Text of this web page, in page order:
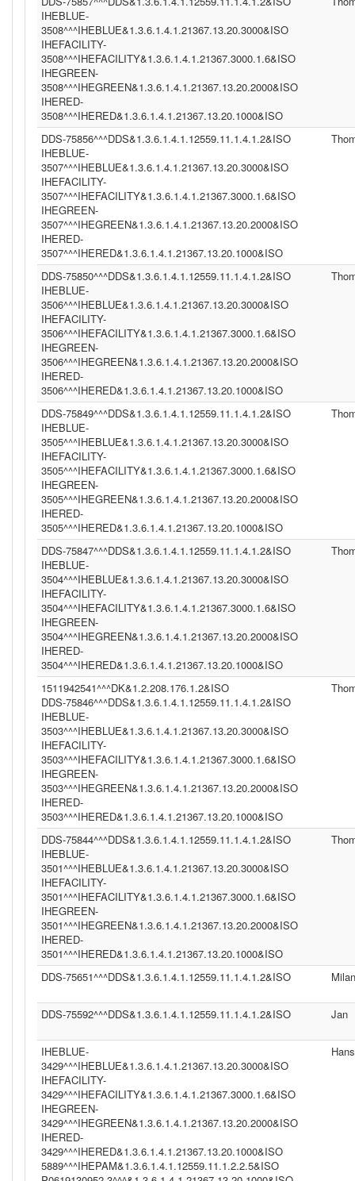
IHEBLUE-
3508^^^IHEBLUE&1.3.6.1.4.1.21367.13.20.3000&ISO
IHEFACILITY-
3508^^^IHEFACILITY&1.3.6.1.4.1.21367.3000.1.6&ISO
IHEGREEN-
3508^^^IHEGREEN&1.3.6.1.4.1.21367.13.20.2000&ISO
IHERED-
3508^^^IHERED&1.3.6.1.4.1.21367.13.20.1000&ISO
DDS-75856^^^DDS&1.3.6.1.4.1.12559.11.1.4.1.2&ISO
IHEBLUE-
3507^^^IHEBLUE&1.3.6.1.4.1.21367.13.20.3000&ISO
IHEFACILITY-
3507^^^IHEFACILITY&1.3.6.1.4.1.21367.3000.1.6&ISO
IHEGREEN-
3507^^^IHEGREEN&1.3.6.1.4.1.21367.13.20.2000&ISO
IHERED-
3507^^^IHERED&1.3.6.1.4.1.21367.13.20.1000&ISO
DDS-75850^^^DDS&1.3.6.1.4.1.12559.11.1.4.1.2&ISO
IHEBLUE-
3506^^^IHEBLUE&1.3.6.1.4.1.21367.13.20.3000&ISO
IHEFACILITY-
3506^^^IHEFACILITY&1.3.6.1.4.1.21367.3000.1.6&ISO
IHEGREEN-
3506^^^IHEGREEN&1.3.6.1.4.1.21367.13.20.2000&ISO
IHERED-
3506^^^IHERED&1.3.6.1.4.1.21367.13.20.1000&ISO
DDS-75849^^^DDS&1.3.6.1.4.1.12559.11.1.4.1.2&ISO
IHEBLUE-
3505^^^IHEBLUE&1.3.6.1.4.1.21367.13.20.3000&ISO
IHEFACILITY-
3505^^^IHEFACILITY&1.3.6.1.4.1.21367.3000.1.6&ISO
IHEGREEN-
3505^^^IHEGREEN&1.3.6.1.4.1.21367.13.20.2000&ISO
IHERED-
3505^^^IHERED&1.3.6.1.4.1.21367.13.20.1000&ISO
DDS-75847^^^DDS&1.3.6.1.4.1.12559.11.1.4.1.2&ISO
IHEBLUE-
3504^^^IHEBLUE&1.3.6.1.4.1.21367.13.20.3000&ISO
IHEFACILITY-
3504^^^IHEFACILITY&1.3.6.1.4.1.21367.3000.1.6&ISO
IHEGREEN-
3504^^^IHEGREEN&1.3.6.1.4.1.21367.13.20.2000&ISO
IHERED-
3504^^^IHERED&1.3.6.1.4.1.21367.13.20.1000&ISO
1511942541^^^DK&1.2.208.176.1.2&ISO
DDS-75846^^^DDS&1.3.6.1.4.1.12559.11.1.4.1.2&ISO
IHEBLUE-
3503^^^IHEBLUE&1.3.6.1.4.1.21367.13.20.3000&ISO
IHEFACILITY-
3503^^^IHEFACILITY&1.3.6.1.4.1.21367.3000.1.6&ISO
IHEGREEN-
3503^^^IHEGREEN&1.3.6.1.4.1.21367.13.20.2000&ISO
IHERED-
3503^^^IHERED&1.3.6.1.4.1.21367.13.20.1000&ISO
DDS-75844^^^DDS&1.3.6.1.4.1.12559.11.1.4.1.2&ISO
IHEBLUE-
3501^^^IHEBLUE&1.3.6.1.4.1.21367.13.20.3000&ISO
IHEFACILITY-
3501^^^IHEFACILITY&1.3.6.1.4.1.21367.3000.1.6&ISO
IHEGREEN-
3501^^^IHEGREEN&1.3.6.1.4.1.21367.13.20.2000&ISO
IHERED-
3501^^^IHERED&1.3.6.1.4.1.21367.13.20.1000&ISO
DDS-75651^^^DDS&1.3.6.1.4.1.12559.11.1.4.1.2&ISO Milan
DDS-75592^^^DDS&1.3.6.1.4.1.12559.11.1.4.1.2&ISO Jan
IHEBLUE-
3429^^^IHEBLUE&1.3.6.1.4.1.21367.13.20.3000&ISO
IHEFACILITY-
3429^^^IHEFACILITY&1.3.6.1.4.1.21367.3000.1.6&ISO
IHEGREEN-
3429^^^IHEGREEN&1.3.6.1.4.1.21367.13.20.2000&ISO
IHERED-
3429^^^IHERED&1.3.6.1.4.1.21367.13.20.1000&ISO
5889^^^IHEPAM&1.3.6.1.4.1.12559.11.1.2.2.5&ISO
Hans